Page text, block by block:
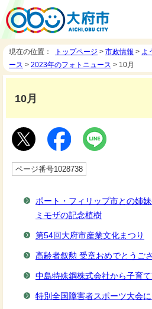
現在の位置： トップページ > 市政情報 > よ
ース > 2023年のフォトニュース > 10月
10月
ページ番号1028738
ポート・フィリップ市との姉
ミモザの記念植樹
第54回大府市産業文化まつり
高齢者叙勲 受章おめでとうご
中島特殊鋼株式会社から子育
特別全国障害者スポーツ大会